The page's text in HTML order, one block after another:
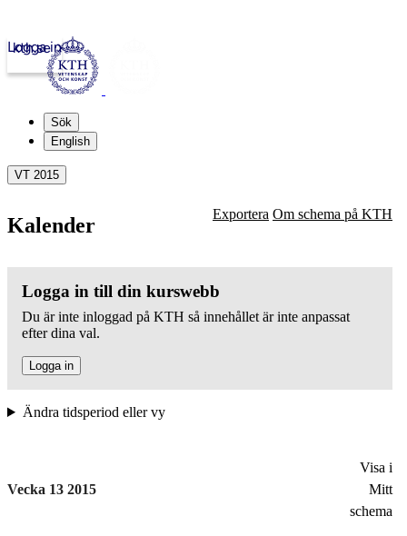
kth.se
Logga in
Sök
English
VT 2015
Kalender Exportera Om schema på KTH
Logga in till din kurswebb
Du är inte inloggad på KTH så innehållet är inte anpassat
efter dina val.
Logga in
Ändra tidsperiod eller vy
Vecka 13 2015
Visa i
Mitt
schema